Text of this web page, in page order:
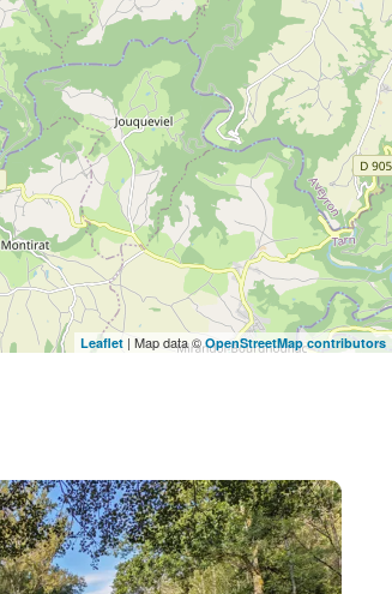
Leaflet | Map data ©OpenStreetMap contributors